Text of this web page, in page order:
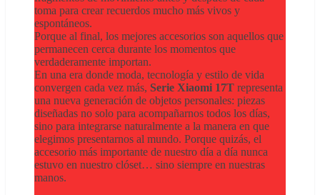
toma para crear recuerdos mucho más vivos y
espontáneos.
Porque al final, los mejores accesorios son aquellos que
permanecen cerca durante los momentos que
verdaderamente importan.
En una era donde moda, tecnología y estilo de vida
convergen cada vez más, Serie Xiaomi 17T representa
una nueva generación de objetos personales: piezas
diseñadas no solo para acompañarnos todos los días,
sino para integrarse naturalmente a la manera en que
elegimos presentarnos al mundo. Porque quizás, el
accesorio más importante de nuestro día a día nunca
estuvo en nuestro clóset… sino siempre en nuestras
manos.